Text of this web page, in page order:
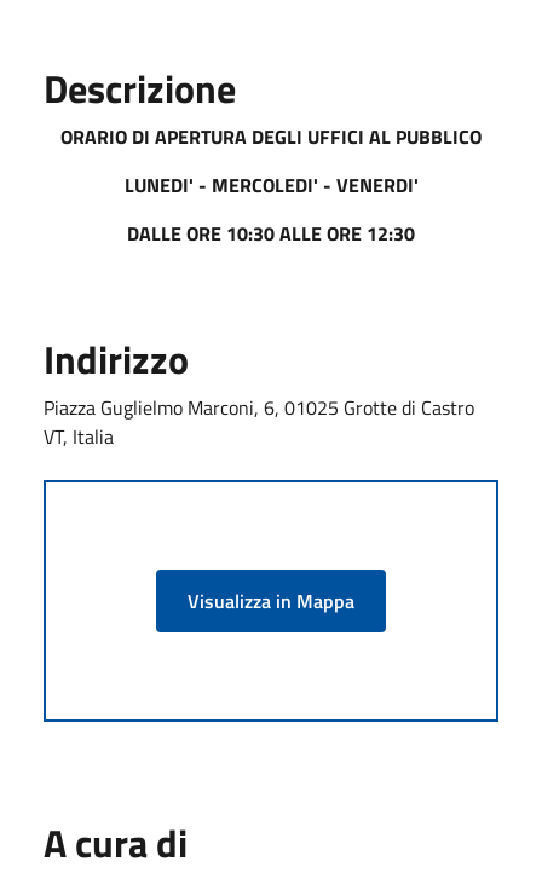
Descrizione
ORARIO DI APERTURA DEGLI UFFICI AL PUBBLICO
LUNEDI' - MERCOLEDI' - VENERDI'
DALLE ORE 10:30 ALLE ORE 12:30
Indirizzo
Piazza Guglielmo Marconi, 6, 01025 Grotte di Castro
VT, Italia
Visualizza in Mappa
A cura di